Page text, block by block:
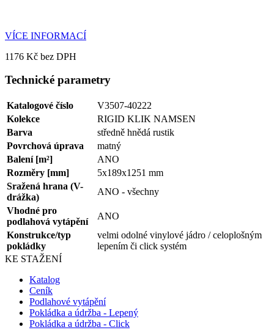
VÍCE INFORMACÍ
1176 Kč bez DPH
Technické parametry
Katalogové číslo
V3507-40222
Kolekce
RIGID KLIK NAMSEN
Barva
středně hnědá rustik
Povrchová úprava
matný
Balení [m²]
ANO
Rozměry [mm]
5x189x1251 mm
Sražená hrana (V-
drážka)
ANO - všechny
Vhodné pro
podlahová vytápění
ANO
Konstrukce/typ
pokládky
velmi odolné vinylové jádro / celoplošným
lepením či click systém
KE STAŽENÍ
Katalog
Ceník
Podlahové vytápění
Pokládka a údržba - Lepený
Pokládka a údržba - Click